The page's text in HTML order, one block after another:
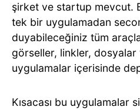
şirket ve startup mevcut.
tek bir uygulamadan
duyabileceğiniz tüm
görseller, linkler, dosyalar
uygulamalar içerisinde
Kısacası bu uygulamalar